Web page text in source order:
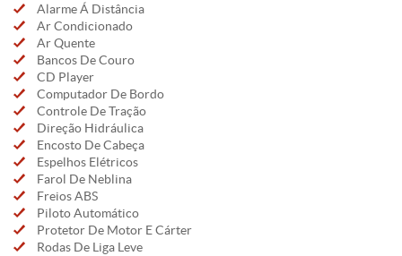
Alarme Á Distância
Ar Condicionado
Ar Quente
Bancos De Couro
CD Player
Computador De Bordo
Controle De Tração
Direção Hidráulica
Encosto De Cabeça
Espelhos Elétricos
Farol De Neblina
Freios ABS
Piloto Automático
Protetor De Motor E Cárter
Rodas De Liga Leve